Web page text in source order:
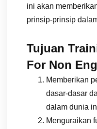
ini akan
prinsip-prinsip
Tujuan
For Non
Memberikan
dasar-dasar
dalam dunia
Menguraikan